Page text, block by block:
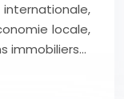
locale,
immobiliers…